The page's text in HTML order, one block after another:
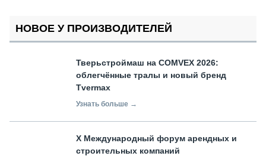
НОВОЕ У ПРОИЗВОДИТЕЛЕЙ
Тверьстроймаш на COMVEX 2026:
облегчённые тралы и новый бренд
Tvermax
Узнать больше →
X Международный форум арендных и
строительных компаний